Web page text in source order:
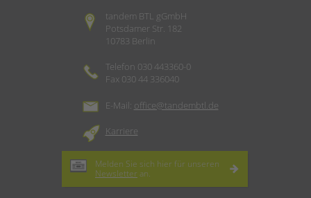
tandem BTL gGmbH
Potsdamer Str. 182
10783 Berlin
Telefon 030 443360-0
Fax 030 44 336040
E-Mail: office@tandembtl.de
Karriere
Melden Sie sich hier für unseren
Newsletter an.